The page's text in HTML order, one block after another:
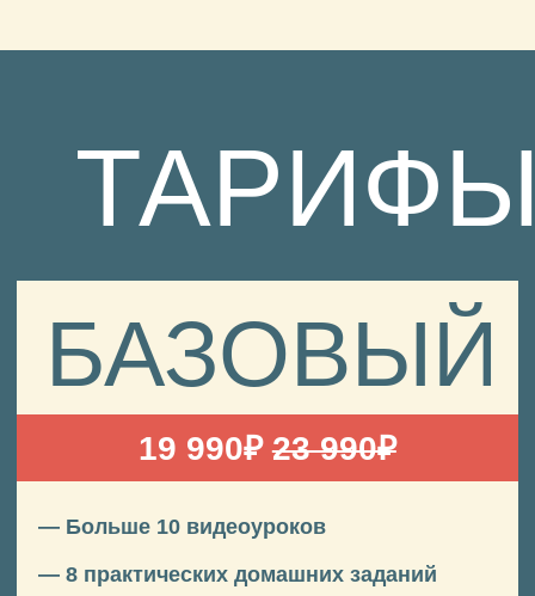
Я — Максим, нормальный такой фотограф
и оператор с опытом 13 лет.
когда-то много лет назад.
Обучил видео и фото уже более 2000
учеников по всему миру.
LEGO
Ирена Понарошку